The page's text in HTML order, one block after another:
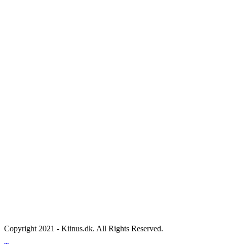
Copyright 2021 - Kiinus.dk. All Rights Reserved.